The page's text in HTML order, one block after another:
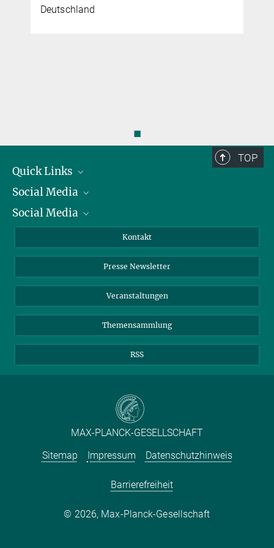
Deutschland
◼
TOP
Quick Links
Präsident
Zahlen und Fakten
Social Media
Bluesky
TikTok
Social Media
Instagram
YouTube
Kontakt
Presse Newsletter
Veranstaltungen
Themensammlung
RSS
MAX-PLANCK-GESELLSCHAFT
Sitemap
Impressum Datenschutzhinweis
Barrierefreiheit
2026, Max-Planck-Gesellschaft